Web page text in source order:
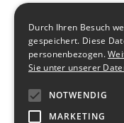
Durch Ihren Besuch
gespeichert. Diese
personenbezogen.
Sie unter unserer
NOTWENDIG
MARKETING